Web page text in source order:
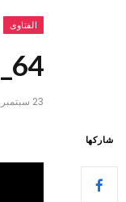
الفتاوى
64_ ماهي شروط أداء الأمانة؟
23 سبتمبر، 2018
شاركها